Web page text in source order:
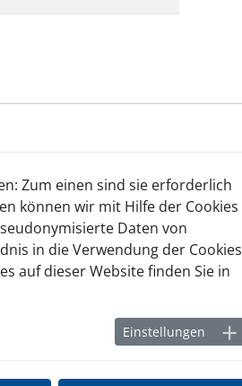
hier unsere Online-
bei uns
Zum einen sind sie erforderlich
können wir mit Hilfe der Cookies
Daten von
in die Verwendung der Cookies
auf dieser Website finden Sie in
Einstellungen